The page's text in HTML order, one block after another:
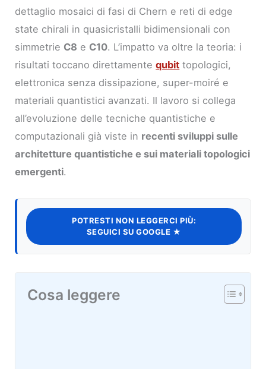
dettaglio mosaici di fasi di Chern e reti di edge
state chirali in quasicristalli bidimensionali con
simmetrie C8 e C10. L’impatto va oltre la teoria: i
risultati toccano direttamentequbit topologici,
elettronica senza dissipazione, super-moiré e
materiali quantistici avanzati. Il lavoro si collega
all’evoluzione delle tecniche quantistiche e
computazionali già viste in recenti sviluppi sulle
architetture quantistiche e sui materiali topologici
emergenti.
POTRESTI NON LEGGERCI PIÙ:
SEGUICI SU GOOGLE ★
Cosa leggere